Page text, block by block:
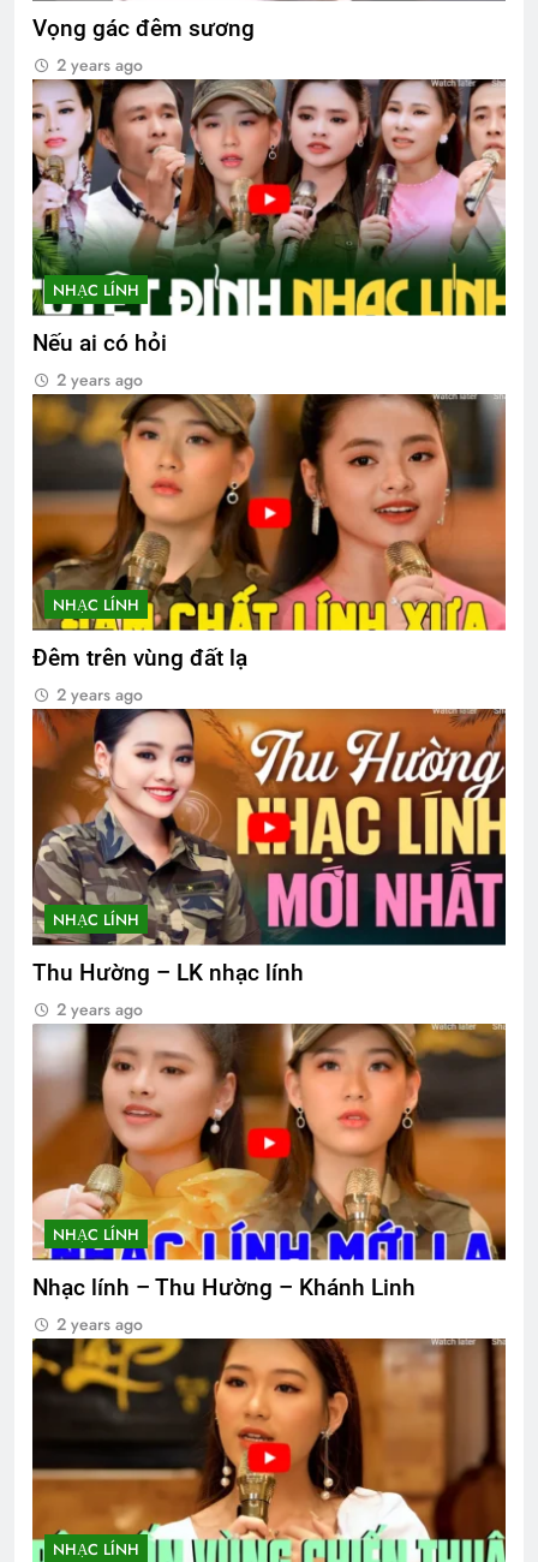
Vọng gác đêm sương
2 years ago
NHẠC LÍNH
Nếu ai có hỏi
2 years ago
NHẠC LÍNH
Đêm trên vùng đất lạ
2 years ago
NHẠC LÍNH
Thu Hường – LK nhạc lính
2 years ago
NHẠC LÍNH
Nhạc lính – Thu Hường – Khánh Linh
2 years ago
NHẠC LÍNH